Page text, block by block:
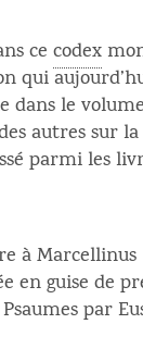
cecodex
qui
dans le
autres sur
parmi les
à
en guise de
par